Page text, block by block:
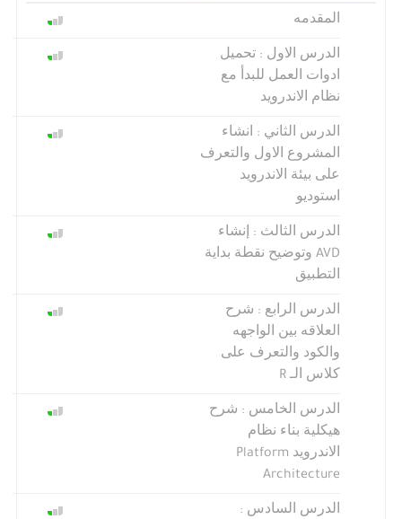
المقدمه
الدرس الاول : تحميل
ادوات العمل للبدأ مع
نظام الاندرويد
الدرس الثاني : انشاء
المشروع الاول والتعرف
على بيئة الاندرويد
استوديو
الدرس الثالث : إنشاء
AVD وتوضيح نقطة بداية
التطبيق
الدرس الرابع : شرح
العلاقه بين الواجهه
والكود والتعرف على
كلاس الـ R
الدرس الخامس : شرح
هيكلية بناء نظام
الاندرويد Platform
Architecture
الدرس السادس :